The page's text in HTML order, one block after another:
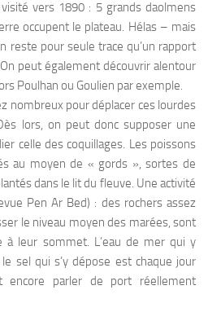
vers 1890 : 5 grands daolmens
occupent le plateau. Hélas – mais
reste pour seule trace qu’un rapport
peut également découvrir alentour
Poulhan ou Goulien par exemple.
nombreux pour déplacer ces lourdes
lors, on peut donc supposer une
celle des coquillages. Les poissons
au moyen de « gords », sortes de
dans le lit du fleuve. Une activité
Pen Ar Bed) : des rochers assez
le niveau moyen des marées, sont
à leur sommet. L’eau de mer qui y
sel qui s’y dépose est chaque jour
encore parler de port réellement